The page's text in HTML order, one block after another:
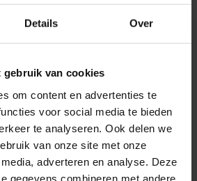
Details Over
gebruik van cookies
om content en advertenties te
voor social media te bieden
te analyseren. Ook delen we
van onze site met onze
adverteren en analyse. Deze
gegevens combineren met andere
en brainfood tot
snacken
oploskoffie tot koffiechampagne
2026| 6 min
Nijst over de financiële